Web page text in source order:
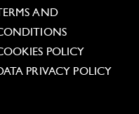
TERMS AND
POLICY
PRIVACY POLICY